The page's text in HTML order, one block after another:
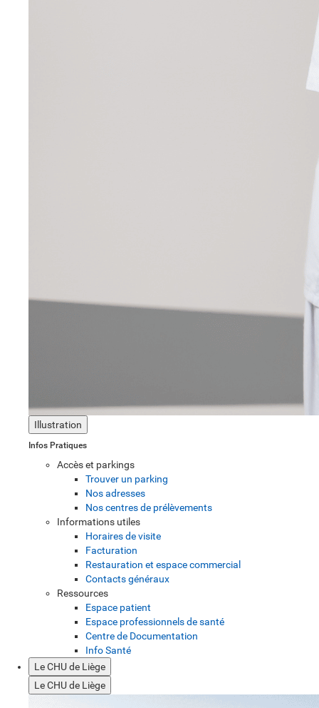
Illustration
Infos Pratiques
Accès et parkings
Trouver un parking
Nos adresses
Nos centres de prélèvements
Informations utiles
Horaires de visite
Facturation
Restauration et espace commercial
Contacts généraux
Ressources
Espace patient
Espace professionnels de santé
Centre de Documentation
Info Santé
Le CHU de Liège
Le CHU de Liège